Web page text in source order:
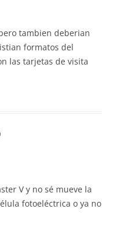
tambien deberian
formatos del
las tarjetas de visita
V y no sé mueve la
fotoeléctrica o ya no